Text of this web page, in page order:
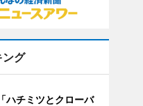
ング
ハチミツとクローバ